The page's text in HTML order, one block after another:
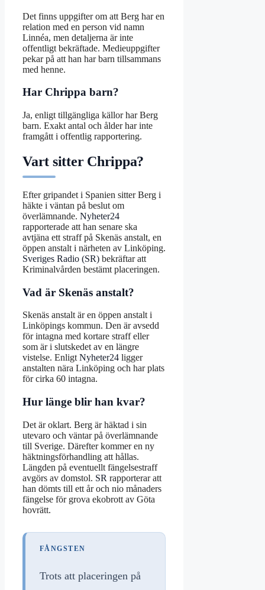
Det finns uppgifter om att Berg har en
relation med en person vid namn
Linnéa, men detaljerna är inte
offentligt bekräftade. Medieuppgifter
pekar på att han har barn tillsammans
med henne.
Har Chrippa barn?
Ja, enligt tillgängliga källor har Berg
barn. Exakt antal och ålder har inte
framgått i offentlig rapportering.
Vart sitter Chrippa?
Efter gripandet i Spanien sitter Berg i
häkte i väntan på beslut om
överlämnande. Nyheter24
rapporterade att han senare ska
avtjäna ett straff på Skenäs anstalt, en
öppen anstalt i närheten av Linköping.
Sveriges Radio (SR) bekräftar att
Kriminalvården bestämt placeringen.
Vad är Skenäs anstalt?
Skenäs anstalt är en öppen anstalt i
Linköpings kommun. Den är avsedd
för intagna med kortare straff eller
som är i slutskedet av en längre
vistelse. Enligt Nyheter24 ligger
anstalten nära Linköping och har plats
för cirka 60 intagna.
Hur länge blir han kvar?
Det är oklart. Berg är häktad i sin
utevaro och väntar på överlämnande
till Sverige. Därefter kommer en ny
häktningsförhandling att hållas.
Längden på eventuellt fängelsestraff
avgörs av domstol. SR rapporterar att
han dömts till ett år och nio månaders
fängelse för grova ekobrott av Göta
hovrätt.
FÅNGSTEN
Trots att placeringen på